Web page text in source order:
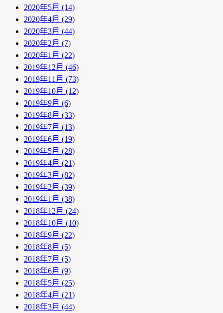
2020年5月 (14)
2020年4月 (29)
2020年3月 (44)
2020年2月 (7)
2020年1月 (22)
2019年12月 (46)
2019年11月 (73)
2019年10月 (12)
2019年9月 (6)
2019年8月 (33)
2019年7月 (13)
2019年6月 (19)
2019年5月 (28)
2019年4月 (21)
2019年3月 (82)
2019年2月 (39)
2019年1月 (38)
2018年12月 (24)
2018年10月 (10)
2018年9月 (22)
2018年8月 (5)
2018年7月 (5)
2018年6月 (9)
2018年5月 (25)
2018年4月 (21)
2018年3月 (44)